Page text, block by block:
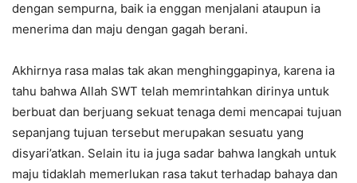
dengan sempurna, baik ia enggan menjalani ataupun ia
menerima dan maju dengan gagah berani.
Akhirnya rasa malas tak akan menghinggapinya, karena ia
tahu bahwa Allah SWT telah memrintahkan dirinya untuk
berbuat dan berjuang sekuat tenaga demi mencapai tujuan
sepanjang tujuan tersebut merupakan sesuatu yang
disyari’atkan. Selain itu ia juga sadar bahwa langkah untuk
maju tidaklah memerlukan rasa takut terhadap bahaya dan